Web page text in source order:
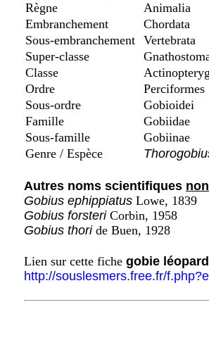
Règne
Animalia
Embranchement
Chordata
Sous-embranchement Vertebrata
Super-classe
Classe
Ordre
Perciformes
Sous-ordre
Gobioidei
Famille
Gobiidae
Sous-famille
Gobiinae
Genre / Espèce
Autres noms scientifiques
Gobius ephippiatus Lowe, 1839
Gobius forsteriCorbin, 1958
Gobius thoride Buen, 1928
Lien sur cette fiche gobie
http://souslesmers.free.fr/